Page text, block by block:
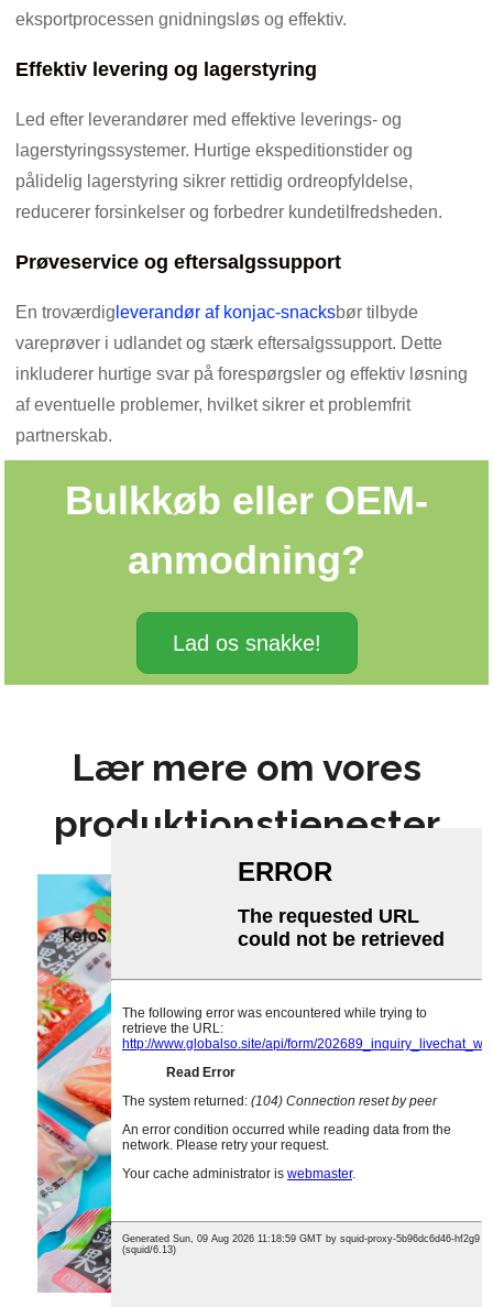
eksportprocessen gnidningsløs og effektiv.
Effektiv levering og lagerstyring
Led efter leverandører med effektive leverings- og
lagerstyringssystemer. Hurtige ekspeditionstider og
pålidelig lagerstyring sikrer rettidig ordreopfyldelse,
reducerer forsinkelser og forbedrer kundetilfredsheden.
Prøveservice og eftersalgssupport
En troværdig leverandør af konjac-snacksbør tilbyde
vareprøver i udlandet og stærk eftersalgssupport. Dette
inkluderer hurtige svar på forespørgsler og effektiv løsning
af eventuelle problemer, hvilket sikrer et problemfrit
partnerskab.
Bulkkøb eller OEM-
anmodning?
Lad os snakke!
Lær mere om vores
produktionstjenester